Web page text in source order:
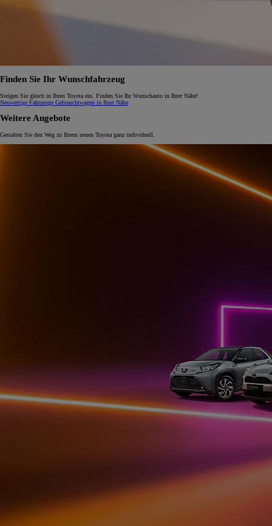
Finden Sie Ihr Wunschfahrzeug
Steigen Sie gleich in Ihren Toyota ein. Finden Sie Ihr Wunschauto in Ihrer Nähe!
Neuwertige Fahrzeuge Gebrauchtwagen in Ihrer Nähe
Weitere Angebote
Gestalten Sie den Weg zu Ihrem neuen Toyota ganz individuell.